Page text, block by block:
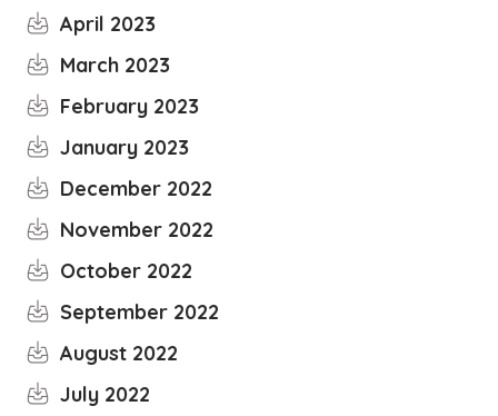
April 2023
March 2023
February 2023
January 2023
December 2022
November 2022
October 2022
September 2022
August 2022
July 2022